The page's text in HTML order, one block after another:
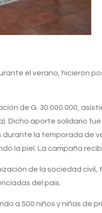
el verano, hicieron
de G. 30.000.000,
Dicho aporte solidario
la temporada de
la piel. La campaña
de la sociedad civil,
del país.
a 500 niños y niñas de